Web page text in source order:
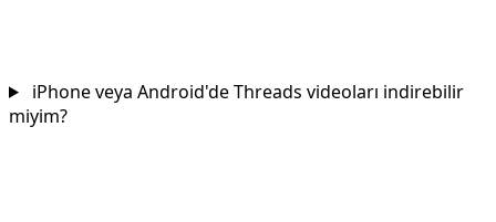
iPhone veya Android'de Threads videoları indirebilir
miyim?